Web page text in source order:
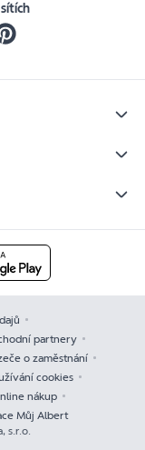
partnery
o zaměstnání
cookies
nákup
Můj Albert
s.r.o.